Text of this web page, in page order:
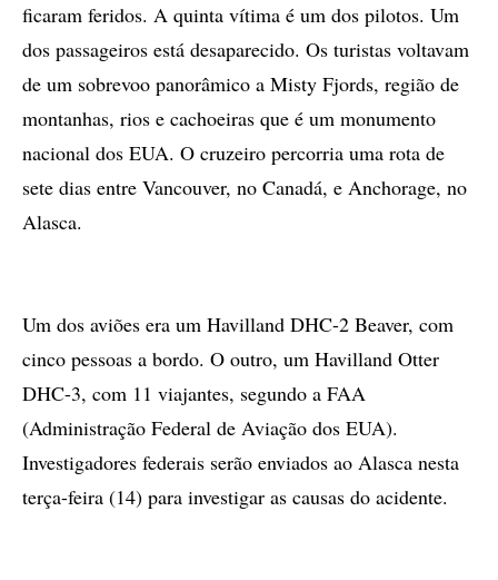
ficaram feridos. A quinta vítima é um dos pilotos. Um
dos passageiros está desaparecido. Os turistas voltavam
de um sobrevoo panorâmico a Misty Fjords, região de
montanhas, rios e cachoeiras que é um monumento
nacional dos EUA. O cruzeiro percorria uma rota de
sete dias entre Vancouver, no Canadá, e Anchorage, no
Alasca.
Um dos aviões era um Havilland DHC-2 Beaver, com
cinco pessoas a bordo. O outro, um Havilland Otter
DHC-3, com 11 viajantes, segundo a FAA
(Administração Federal de Aviação dos EUA).
Investigadores federais serão enviados ao Alasca nesta
terça-feira (14) para investigar as causas do acidente.